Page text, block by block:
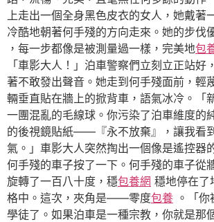
上走出一個全身黑色皮衣的女人，她戴著
冷酷地朝著何手殘的方向走來。她的步伐
，每一步都像是被測量過一樣，完美地包
「車影大人！」泊車警察們立刻立正站好
著不敢發出聲音。她走到何手殘面前，輕
輛垂直貼在牆上的掀背車，語氣冰冷。「
一團混亂的毛線球。你污染了泊車維度的
的後視鏡貼紙——『永不放棄』，讓我看
氣。」車影大人突然掏出一個像是遙控器
何手殘的車子按了一下。何手殘的車子從
旋轉了一百八十度，穩包養網 穩地停在了
格中。這次，夾角是——零度包養 。「
學徒了。如果泊車是一種宗教，你就是那